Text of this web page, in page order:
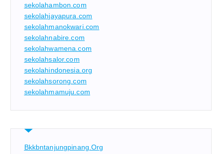
sekolahambon.com
sekolahjayapura.com
sekolahmanokwari.com
sekolahnabire.com
sekolahwamena.com
sekolahsalor.com
sekolahindonesia.org
sekolahsorong.com
sekolahmamuju.com
Bkkbntanjungpinang.org